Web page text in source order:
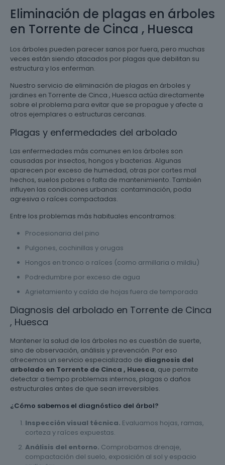
Eliminación de plagas en árboles
en Torrente de Cinca , Huesca
Los árboles pueden parecer sanos por fuera, pero muchas
veces están siendo atacados por plagas que debilitan su
estructura y los enferman.
Nuestro servicio de eliminación de plagas en árboles y
jardines en Torrente de Cinca , Huesca actúa directamente
sobre el problema para evitar que se propague y afecte a
otros ejemplares o estructuras cercanas.
Plagas y enfermedades del arbolado
Las enfermedades más comunes en los árboles son
causadas por insectos, hongos y bacterias. Algunas
aparecen por exceso de humedad, otras por cortes mal
hechos, suelos pobres o falta de mantenimiento. También
influyen las condiciones urbanas: contaminación, poda
agresiva o raíces compactadas.
Entre los problemas más habituales encontramos:
Procesionaria del pino
Pulgones, cochinillas y orugas
Hongos en tronco o raíces (como armillaria o mildiu)
Podredumbre por exceso de agua
Agrietamiento y caída de hojas fuera de temporada
Diagnosis del arbolado en Torrente de Cinca
, Huesca
Mantener la salud de los árboles no es cuestión de suerte,
sino de observación, análisis y prevención. Por eso
ofrecemos un servicio especializado de diagnosis del
arbolado en Torrente de Cinca , Huesca, que permite
detectar a tiempo problemas internos, plagas o daños
estructurales antes de que sean irreversibles.
¿Cómo sabemos el diagnóstico del árbol?
Inspección visual técnica. Evaluamos hojas, ramas,
corteza y raíces expuestas.
Análisis del entorno. Comprobamos drenaje,
compactación del suelo, exposición al sol y espacio